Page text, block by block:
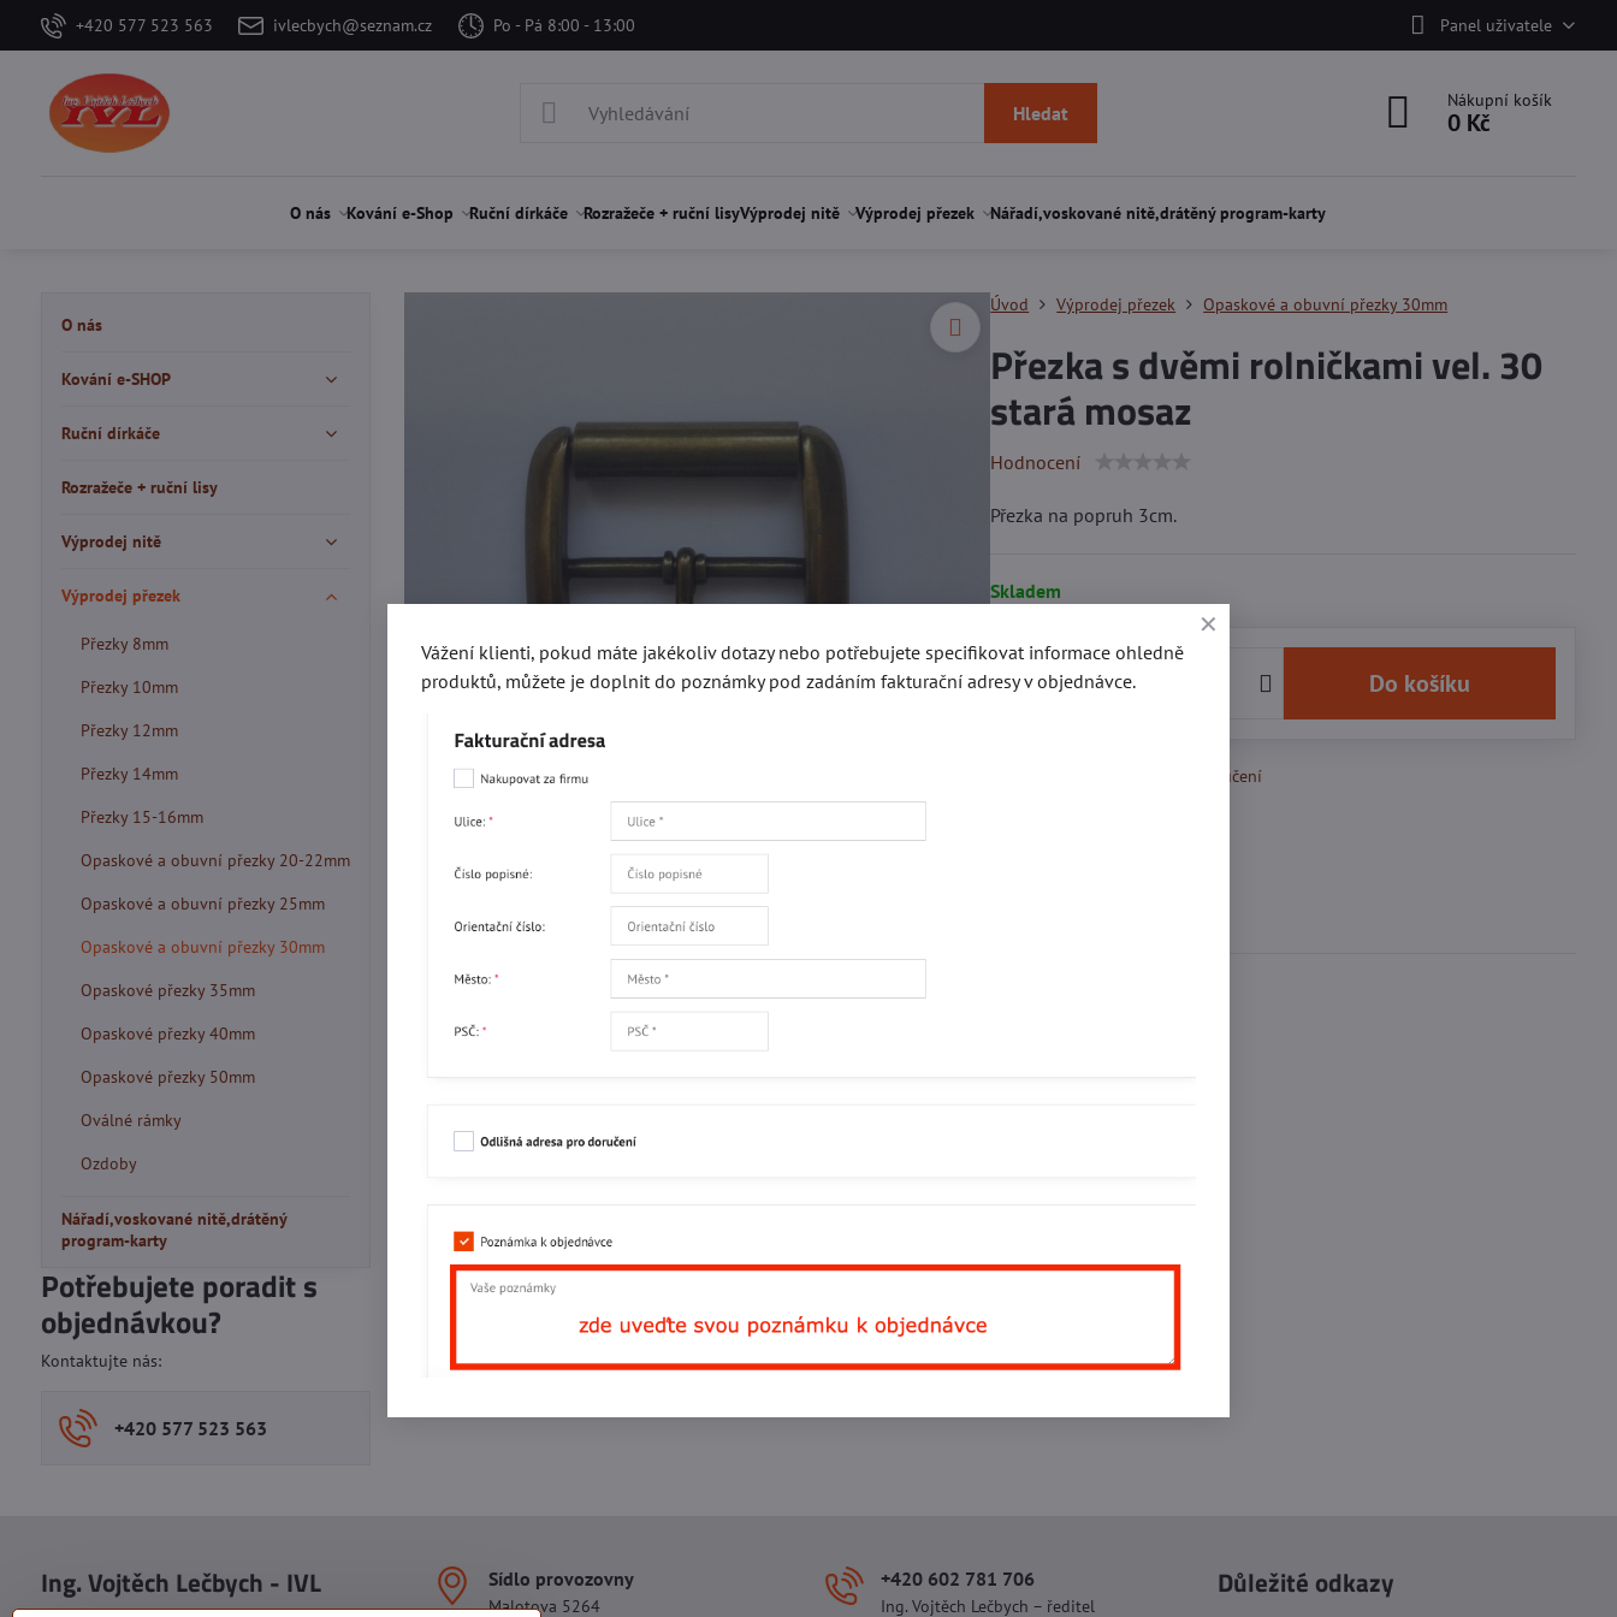
+420 577 523 563 ivlecbych@seznam.cz Po - Pá 8:00 - 13:00 Panel uživatele
Hledat
Nákupní košík
0 Kč
O nás Kování e-Shop Ruční dírkáče Rozražeče + ruční lisyVýprodej nitě Výprodej přezek Nářadí,voskované nitě,drátěný program-karty
Úvod Výprodej přezek Opaskové a obuvní přezky 30mm
Přezka s dvěmi rolničkami vel. 30
stará mosaz
Hodnocení
Přezka na popruh 3cm.
Skladem
9 Kč Do košíku
Doručení
Zatím bez hodnocení. Buďte první!
O nás
Kování e-SHOP
Ruční dírkáče
Rozražeče + ruční lisy
Výprodej nitě
Výprodej přezek
Přezky 8mm
Přezky 10mm
Přezky 12mm
Přezky 14mm
Přezky 15-16mm
Opaskové a obuvní přezky 20-22mm
Opaskové a obuvní přezky 25mm
Opaskové a obuvní přezky 30mm
Opaskové přezky 35mm
Opaskové přezky 40mm
Opaskové přezky 50mm
Oválné rámky
Ozdoby
Nářadí,voskované nitě,drátěný
program-karty
Potřebujete poradit s
objednávkou?
Kontaktujte nás:
+420 577 523 563
Ing. Vojtěch Lečbych - IVL Sídlo provozovny
Malotova 5264
+420 602 781 706
Ing. Vojtěch Lečbych – ředitel
Důležité odkazy
Vážení klienti, pokud máte jakékoliv dotazy nebo potřebujete specifikovat informace ohledně
produktů, můžete je doplnit do poznámky pod zadáním fakturační adresy v objednávce.